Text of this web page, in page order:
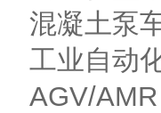
混凝土泵
工业自动
AGV/